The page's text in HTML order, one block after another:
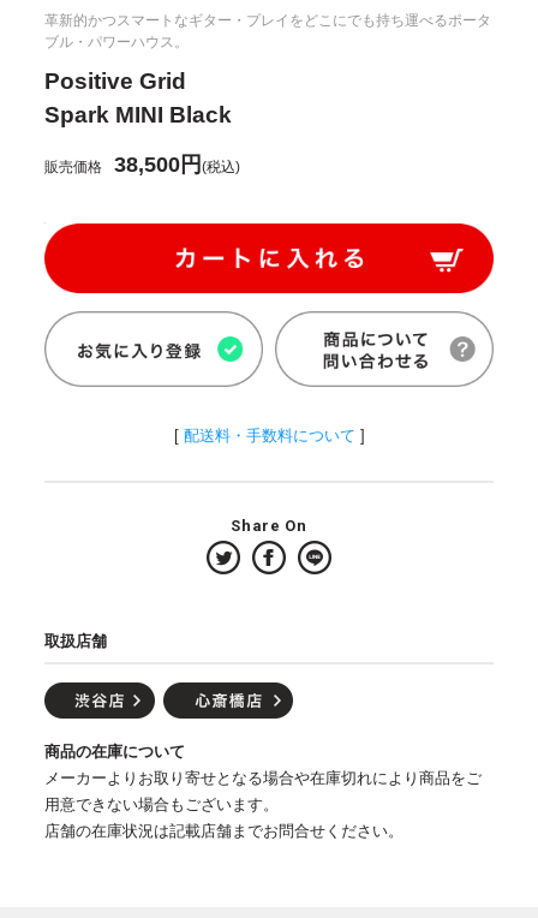
革新的かつスマートなギター・プレイをどこにでも持ち運べるポータ
ブル・パワーハウス。
Positive Grid
Spark MINI Black
販売価格 38,500円(税込)
[ 配送料・手数料について ]
Share On
取扱店舗
商品の在庫について
メーカーよりお取り寄せとなる場合や在庫切れにより商品をご
用意できない場合もございます。
店舗の在庫状況は記載店舗までお問合せください。